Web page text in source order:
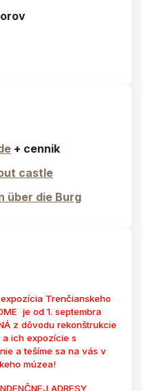
+ cennik
castle
über die Burg
Trenčianskeho
je od 1. septembra
z dôvodu rekonštrukcie
ich expozície s
a tešíme sa na vás v
múzea!
ADRESY